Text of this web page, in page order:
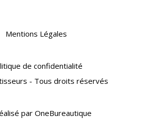
Mentions Légales
de confidentialité
- Tous droits réservés
par OneBureautique